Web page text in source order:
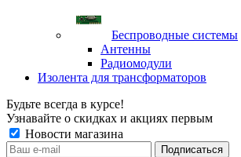
Беспроводные системы
Антенны
Радиомодули
Изолента для трансформаторов
Будьте всегда в курсе!
Узнавайте о скидках и акциях первым
Новости магазина